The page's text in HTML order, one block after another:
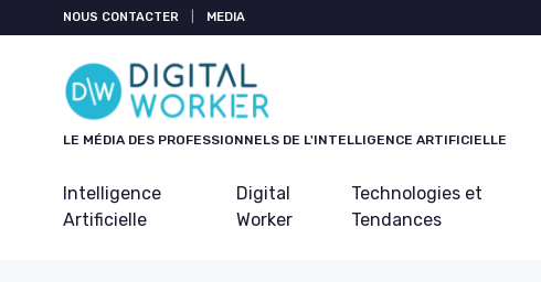
NOUS CONTACTER MEDIA
LE MÉDIA DES PROFESSIONNELS DE L'INTELLIGENCE ARTIFICIELLE
Intelligence
Artificielle
Digital
Worker
Technologies et
Tendances
Panneau de gestion des cookies